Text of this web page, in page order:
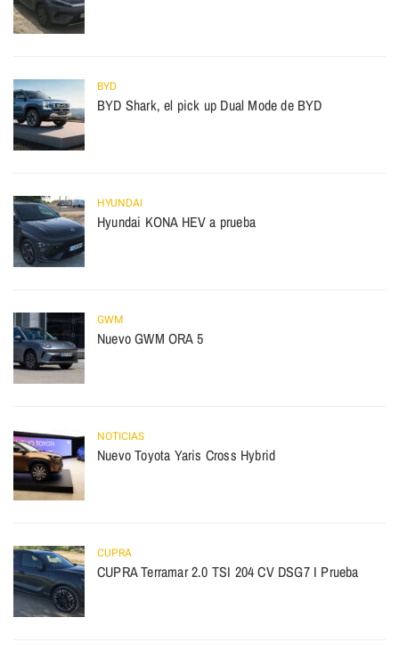
BYD
BYD Shark, el pick up Dual Mode de BYD
HYUNDAI
Hyundai KONA HEV a prueba
GWM
Nuevo GWM ORA 5
NOTICIAS
Nuevo Toyota Yaris Cross Hybrid
CUPRA
CUPRA Terramar 2.0 TSI 204 CV DSG7 I Prueba